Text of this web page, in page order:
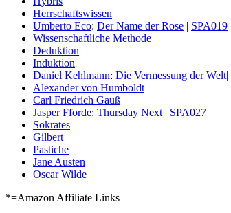
Herrschaftswissen
Umberto Eco: Der Name der Rose | SPA019
Wissenschaftliche Methode
Deduktion
Induktion
Daniel Kehlmann: Die Vermessung der Welt|
Alexander von Humboldt
Carl Friedrich Gauß
Jasper Fforde: Thursday Next | SPA027
Sokrates
Gilbert
Pastiche
Jane Austen
Oscar Wilde
*=Amazon Affiliate Links